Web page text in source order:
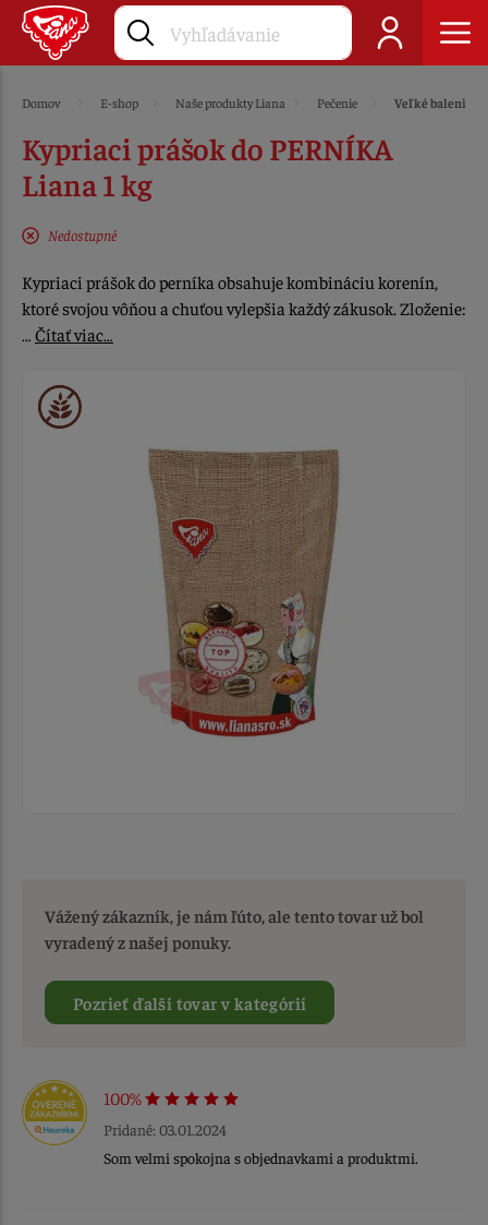
Domov E-shop Naše produkty Liana Pečenie Veľké balenie
Kypriaci prášok do PERNÍKA
Liana 1 kg
Nedostupné
Kypriaci prášok do perníka obsahuje kombináciu korenín,
ktoré svojou vôňou a chuťou vylepšia každý zákusok. Zloženie:
… Čítať viac…
Vážený zákazník, je nám ľúto, ale tento tovar už bol
vyradený z našej ponuky.
Pozrieť ďalší tovar v kategórií
100%
Pridané: 03.01.2024
Som velmi spokojna s objednavkami a produktmi.